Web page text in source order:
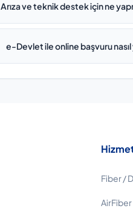
Arıza ve teknik destek için ne
e-Devlet ile online başvuru nasıl
Fiber /